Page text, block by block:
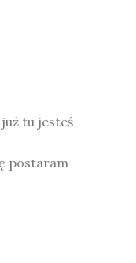
tu jesteś
postaram